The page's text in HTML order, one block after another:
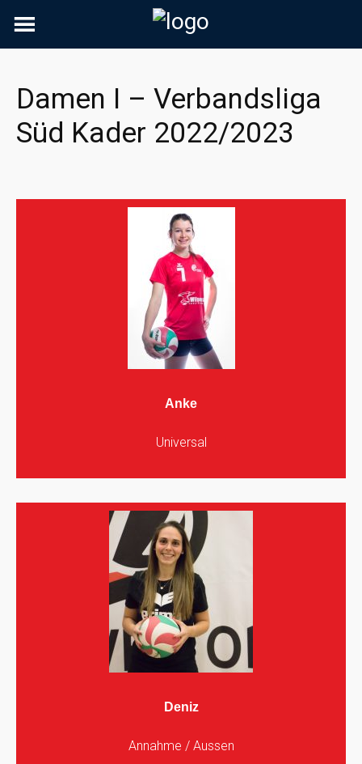
Damen I – Verbandsliga
Süd Kader 2022/2023
Anke
Universal
Deniz
Annahme / Aussen